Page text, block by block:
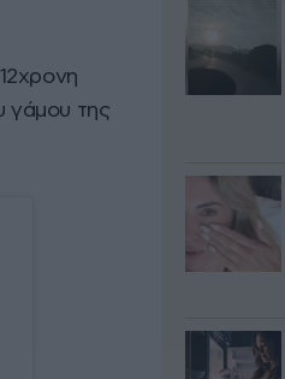
γάμου της